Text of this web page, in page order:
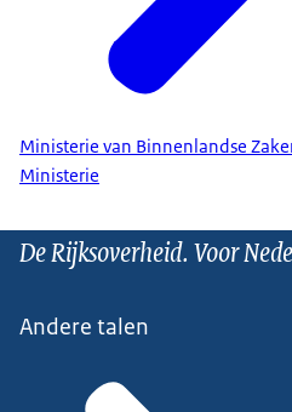
Ministerie van Binnenlandse
Ministerie
De Rijksoverheid. Voor
Andere talen